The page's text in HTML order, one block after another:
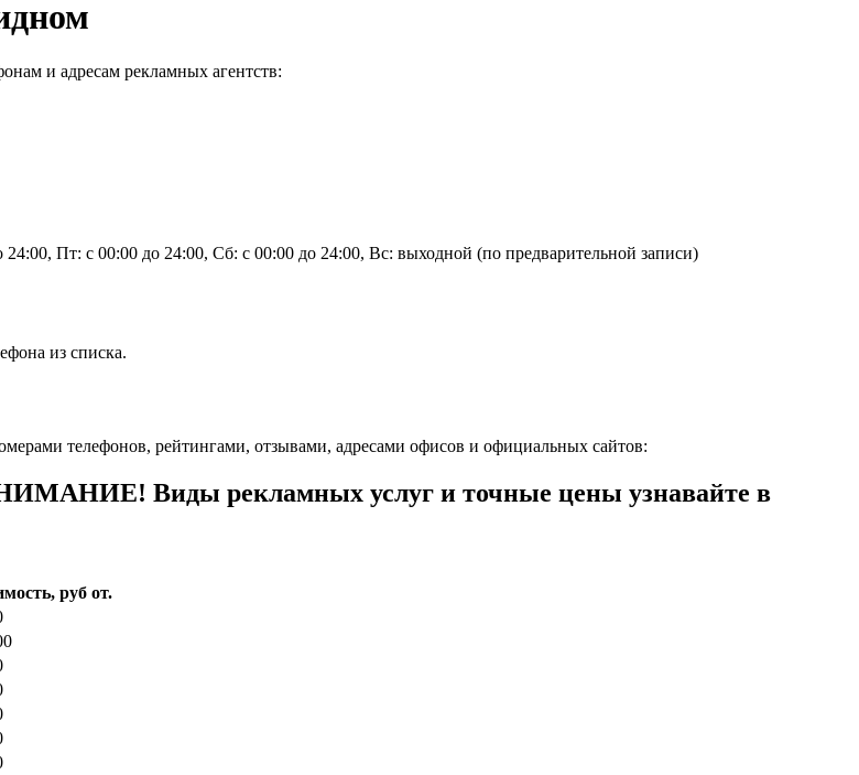
и адресам рекламных агентств:
Пт: с 00:00 до 24:00, Сб: с 00:00 до 24:00, Вс: выходной (по предварительной записи)
из списка.
телефонов, рейтингами, отзывами, адресами офисов и официальных сайтов:
Виды рекламных услуг и точные цены узнавайте в
руб от.